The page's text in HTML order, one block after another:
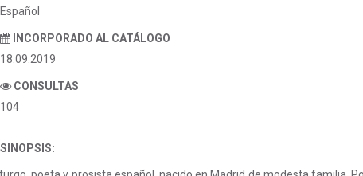
Español
INCORPORADO AL CATÁLOGO
18.09.2019
CONSULTAS
104
SINOPSIS: